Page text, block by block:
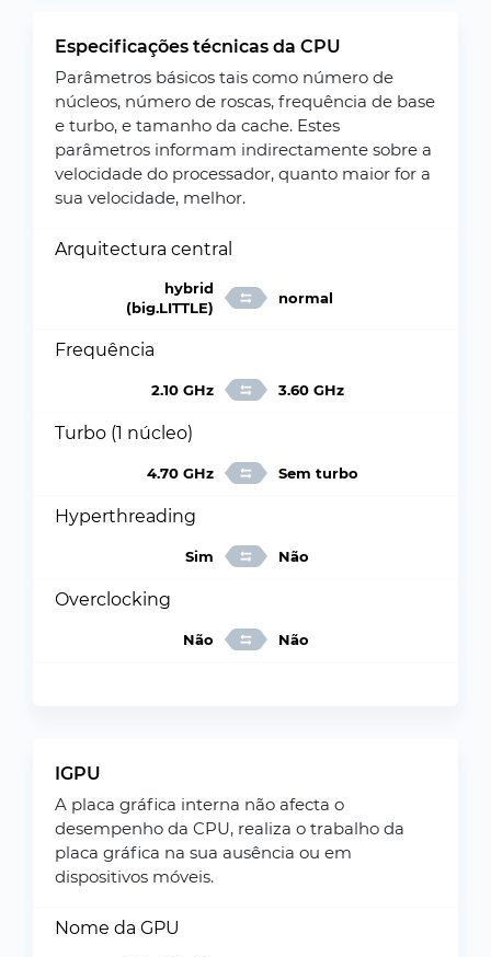
Especificações técnicas da CPU
Parâmetros básicos tais como número de
núcleos, número de roscas, frequência de base
e turbo, e tamanho da cache. Estes
parâmetros informam indirectamente sobre a
velocidade do processador, quanto maior for a
sua velocidade, melhor.
Arquitectura central
hybrid
(big.LITTLE)
normal
Frequência
2.10 GHz 3.60 GHz
Turbo (1 núcleo)
4.70 GHz Sem turbo
Hyperthreading
Sim Não
Overclocking
Não Não
IGPU
A placa gráfica interna não afecta o
desempenho da CPU, realiza o trabalho da
placa gráfica na sua ausência ou em
dispositivos móveis.
Nome da GPU